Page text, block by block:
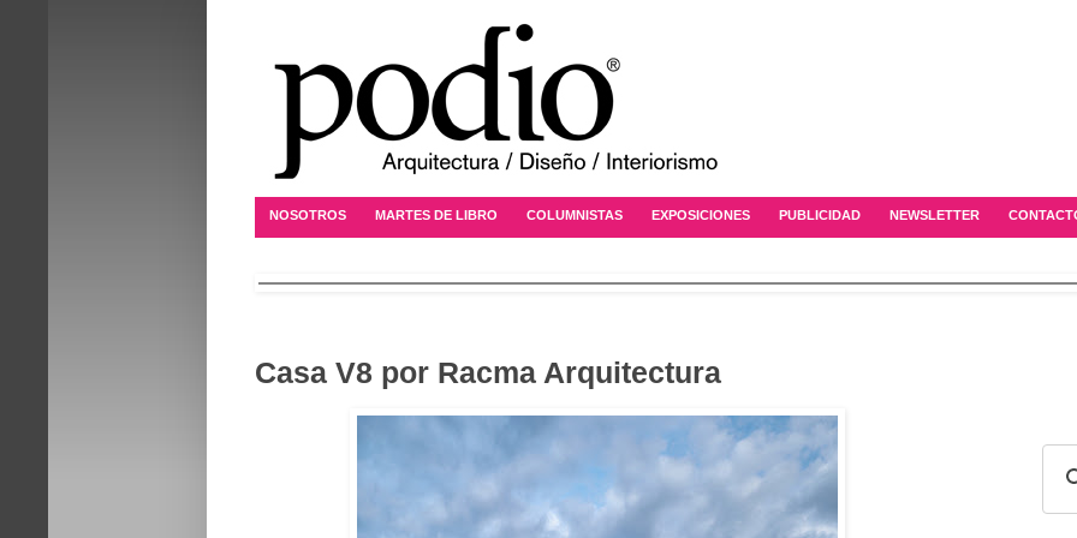
NOSOTROS MARTES DE LIBRO COLUMNISTAS EXPOSICIONES PUBLICIDAD NEWSLETTER
Casa V8 por Racma Arquitectura